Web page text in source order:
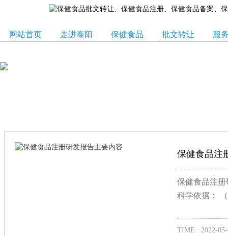
网站首页 走进泰阳 保健食品 批文转让 服
保健食品注
保健食品注
科学依据；
TIME : 2022-